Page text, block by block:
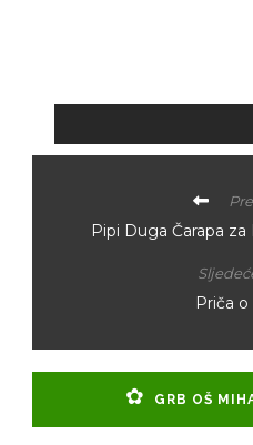
Pipi Duga Čarapa
Priča
GRB OŠ